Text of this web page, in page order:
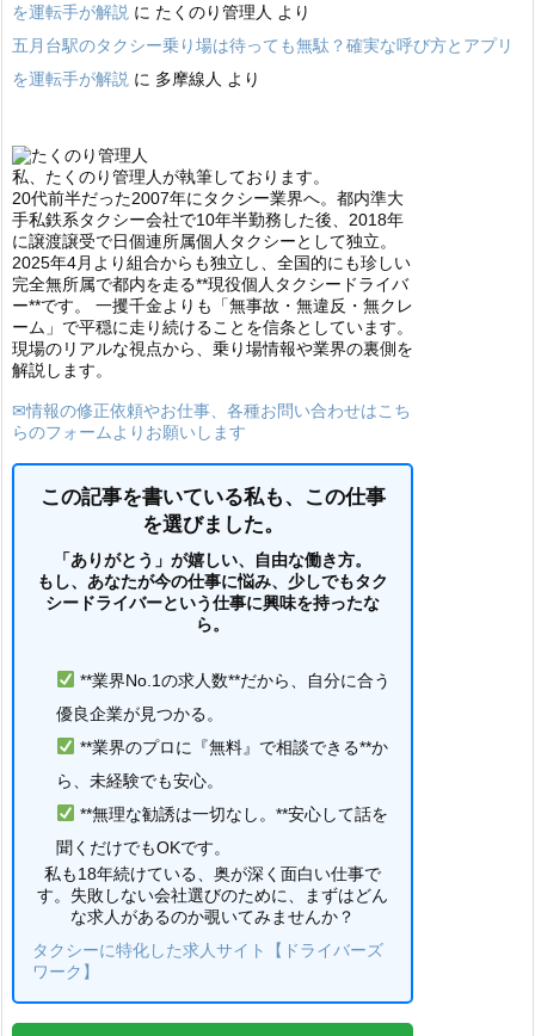
を運転手が解説 に たくのり管理人 より
五月台駅のタクシー乗り場は待っても無駄？確実な呼び方とアプリ
を運転手が解説 に 多摩線人 より
私、たくのり管理人が執筆しております。
20代前半だった2007年にタクシー業界へ。都内準大
手私鉄系タクシー会社で10年半勤務した後、2018年
に譲渡譲受で日個連所属個人タクシーとして独立。
2025年4月より組合からも独立し、全国的にも珍しい
完全無所属で都内を走る**現役個人タクシードライバ
ー**です。 一攫千金よりも「無事故・無違反・無クレ
ーム」で平穏に走り続けることを信条としています。
現場のリアルな視点から、乗り場情報や業界の裏側を
解説します。
✉情報の修正依頼やお仕事、各種お問い合わせはこち
らのフォームよりお願いします
この記事を書いている私も、この仕事
を選びました。
「ありがとう」が嬉しい、自由な働き方。
もし、あなたが今の仕事に悩み、少しでもタク
シードライバーという仕事に興味を持ったな
ら。
**業界No.1の求人数**だから、自分に合う
優良企業が見つかる。
**業界のプロに『無料』で相談できる**か
ら、未経験でも安心。
**無理な勧誘は一切なし。**安心して話を
聞くだけでもOKです。
私も18年続けている、奥が深く面白い仕事で
す。失敗しない会社選びのために、まずはどん
な求人があるのか覗いてみませんか？
タクシーに特化した求人サイト【ドライバーズ
ワーク】